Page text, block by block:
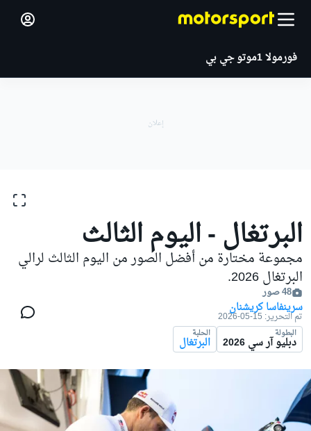
فورمولا 1 موتو جي بي
البرتغال - اليوم الثالث
مجموعة مختارة من أفضل الصور من اليوم الثالث لرالي
البرتغال 2026.
48 صور
سرينفاسا كريشنان
تم التحرير: 15-05-2026
البطولة
دبليو آر سي 2026
الحلبة
البرتغال